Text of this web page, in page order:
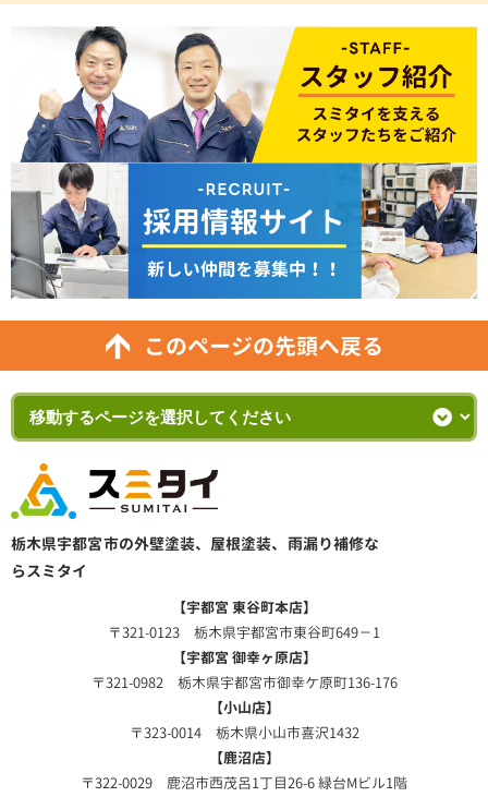
このページの先頭へ戻る
栃木県宇都宮市の外壁塗装、屋根塗装、雨漏り補修な
らスミタイ
【宇都宮 東谷町本店】
〒321-0123 栃木県宇都宮市東谷町649－1
【宇都宮 御幸ヶ原店】
〒321-0982 栃木県宇都宮市御幸ケ原町136-176
【小山店】
〒323-0014 栃木県小山市喜沢1432
【鹿沼店】
〒322-0029 鹿沼市西茂呂1丁目26-6 緑台Mビル1階